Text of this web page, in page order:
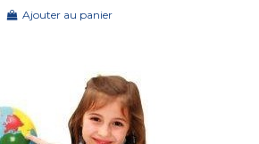
Ajouter au panier